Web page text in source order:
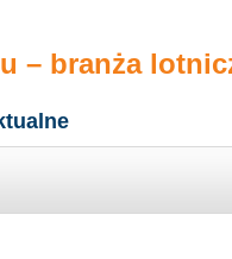
– branża